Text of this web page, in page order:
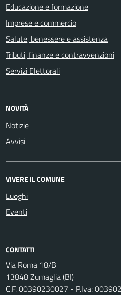
Educazione e formazione
Imprese e commercio
Salute, benessere e assistenza
Tributi, finanze e contravvenzioni
Servizi Elettorali
NOVITÀ
Notizie
Avvisi
VIVERE IL COMUNE
Luoghi
Eventi
CONTATTI
Via Roma 18/B
13848 Zumaglia (BI)
C.F. 00390230027 - P.Iva: